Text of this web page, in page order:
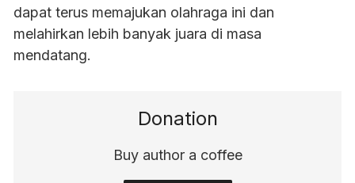
dapat terus memajukan olahraga ini dan
melahirkan lebih banyak juara di masa
mendatang.
Donation
Buy author a coffee